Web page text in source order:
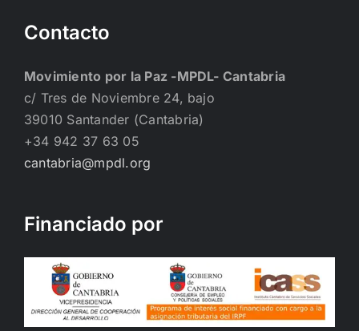
Contacto
Movimiento por la Paz -MPDL- Cantabria
c/ Tres de Noviembre 24, bajo
39010 Santander (Cantabria)
+34 942 37 63 05
cantabria@mpdl.org
Financiado por